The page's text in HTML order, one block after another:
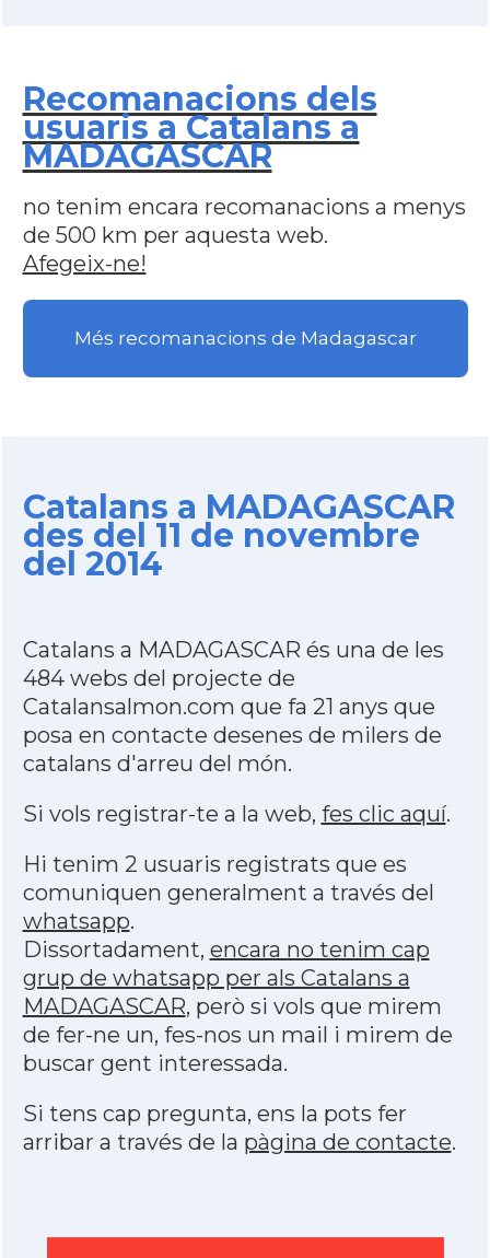
Recomanacions dels
usuaris a Catalans a
MADAGASCAR
no tenim encara recomanacions a menys
de 500 km per aquesta web.
Afegeix-ne!
Més recomanacions de Madagascar
Catalans a MADAGASCAR
des del 11 de novembre
del 2014
Catalans a MADAGASCAR és una de les
484 webs del projecte de
Catalansalmon.com que fa 21 anys que
posa en contacte desenes de milers de
catalans d'arreu del món.
Si vols registrar-te a la web, fes clic aquí.
Hi tenim 2 usuaris registrats que es
comuniquen generalment a través del
whatsapp.
Dissortadament, encara no tenim cap
grup de whatsapp per als Catalans a
MADAGASCAR, però si vols que mirem
de fer-ne un, fes-nos un mail i mirem de
buscar gent interessada.
Si tens cap pregunta, ens la pots fer
arribar a través de la pàgina de contacte.